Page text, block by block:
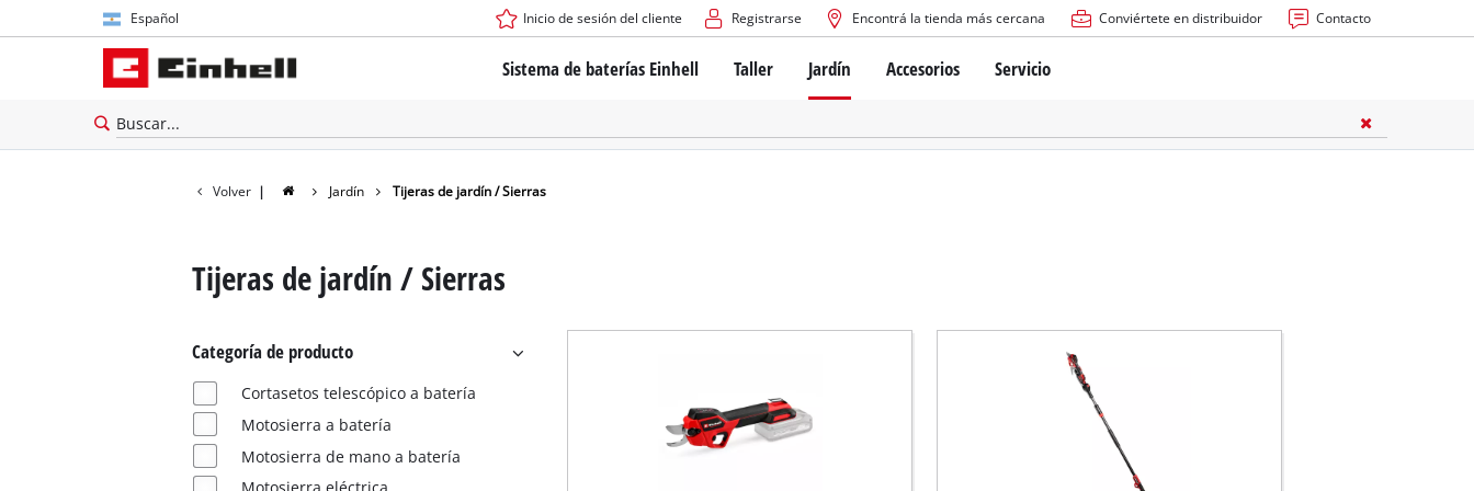
Español
Español
English
Inicio de sesión del cliente Registrarse Encontrá la tienda más cercana Conviértete en distribuidor Contacto
Sistema de baterías Einhell
El sistema de baterías Power X-Change
Sobre Einhell PROFESSIONAL
Herramientas eléctricas PROFESSIONAL
Herramientas de jardín PROFESSIONAL
Taller
Atornilladores inalámbricos
Taladros de columna
Afiladores de cadenas para motosierras
Lijadoras de banda
Jardín
Cortadoras de césped a batería
Cortadoras de césped manuales
Accesorios Servicio
Volver | Jardín Tijeras de jardín / Sierras
Tijeras de jardín / Sierras
Categoría de producto
Cortasetos telescópico a batería
Motosierra a batería
Motosierra de mano a batería